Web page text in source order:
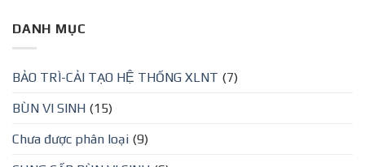
DANH MỤC
BẢO TRÌ-CẢI TẠO HỆ THỐNG XLNT (7)
BÙN VI SINH (15)
Chưa được phân loại (9)